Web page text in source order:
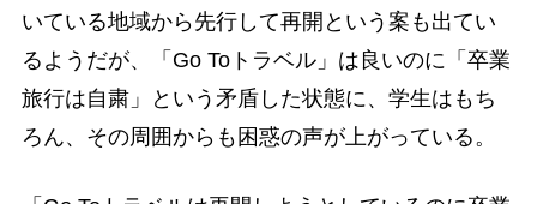
いている地域から先行して再開という案も出てい
るようだが、「Go Toトラベル」は良いのに「卒業
旅行は自粛」という矛盾した状態に、学生はもち
ろん、その周囲からも困惑の声が上がっている。